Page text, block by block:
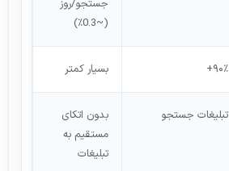
جستجو/روز
(~0.3٪)
۹۰٪+ بسیار کمتر
تبلیغات جستجو
بدون اتکای
مستقیم به
تبلیغات